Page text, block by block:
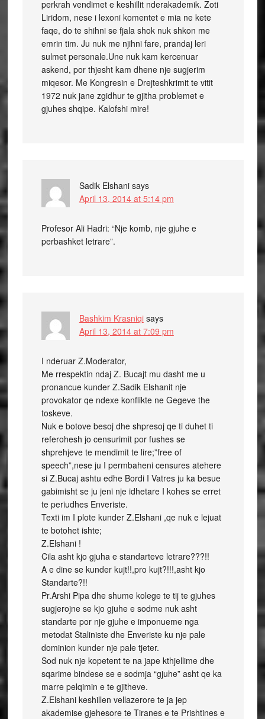
perkrah vendimet e keshillit nderakademik. Zoti
Liridom, nese i lexoni komentet e mia ne kete
faqe, do te shihni se fjala shok nuk shkon me
emrin tim. Ju nuk me njihni fare, prandaj leri
sulmet personale.Une nuk kam kercenuar
askend, por thjesht kam dhene nje sugjerim
miqesor. Me Kongresin e Drejteshkrimit te vitit
1972 nuk jane zgidhur te gjitha problemet e
gjuhes shqipe. Kalofshi mire!
Sadik Elshani says
April 13, 2014 at 5:14 pm
Profesor Ali Hadri: “Nje komb, nje gjuhe e
perbashket letrare”.
Bashkim Krasniqi says
April 13, 2014 at 7:09 pm
I nderuar Z.Moderator,
Me rrespektin ndaj Z. Bucajt mu dasht me u
pronancue kunder Z.Sadik Elshanit nje
provokator qe ndexe konflikte ne Gegeve the
toskeve.
Nuk e botove besoj dhe shpresoj qe ti duhet ti
referohesh jo censurimit por fushes se
shprehjeve te mendimit te lire;”free of
speech”,nese ju I permbaheni censures atehere
si Z.Bucaj ashtu edhe Bordi I Vatres ju ka besue
gabimisht se ju jeni nje idhetare I kohes se erret
te periudhes Enveriste.
Texti im I plote kunder Z.Elshani ,qe nuk e lejuat
te botohet ishte;
Z.Elshani !
Cila asht kjo gjuha e standarteve letrare???!!
A e dine se kunder kujt!!,pro kujt?!!!,asht kjo
Standarte?!!
Pr.Arshi Pipa dhe shume kolege te tij te gjuhes
sugjerojne se kjo gjuhe e sodme nuk asht
standarte por nje gjuhe e imponueme nga
metodat Staliniste dhe Enveriste ku nje pale
dominion kunder nje pale tjeter.
Sod nuk nje kopetent te na jape kthjellime dhe
sqarime bindese se e sodmja “gjuhe” asht qe ka
marre pelqimin e te gjitheve.
Z.Elshani keshillen vellazerore te ja jep
akademise gjehesore te Tiranes e te Prishtines e